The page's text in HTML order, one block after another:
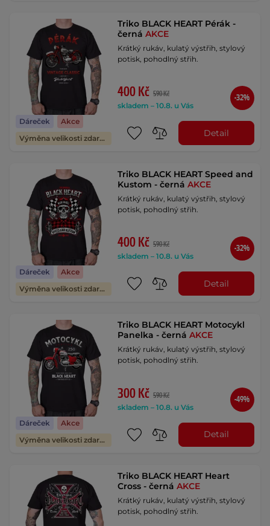
Dáreček
Akce
Výměna velikosti zdarma
Triko BLACK HEART Pérák -
černáAKCE
Krátký rukáv, kulatý výstřih, stylový
potisk, pohodlný střih.
400 Kč 590 Kč
skladem – 10.8. u Vás
-32%
Detail
Dáreček
Akce
Výměna velikosti zdarma
Triko BLACK HEART Speed and
Kustom - černáAKCE
Krátký rukáv, kulatý výstřih, stylový
potisk, pohodlný střih.
400 Kč 590 Kč
skladem – 10.8. u Vás
-32%
Detail
Dáreček
Akce
Výměna velikosti zdarma
Triko BLACK HEART Motocykl
Panelka - černáAKCE
Krátký rukáv, kulatý výstřih, stylový
potisk, pohodlný střih.
300 Kč 590 Kč
skladem – 10.8. u Vás
-49%
Detail
Triko BLACK HEART Heart
Cross - černáAKCE
Krátký rukáv, kulatý výstřih, stylový
potisk, pohodlný střih.